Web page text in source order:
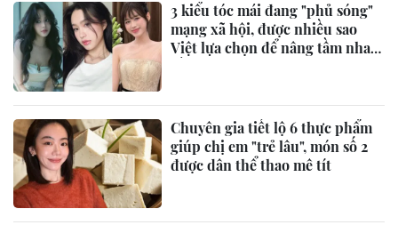
3 kiểu tóc mái đang "phủ sóng"
mạng xã hội, được nhiều sao
Việt lựa chọn để nâng tầm nhan
Chuyên gia tiết lộ 6 thực phẩm
giúp chị em "trẻ lâu", món số 2
được dân thể thao mê tít